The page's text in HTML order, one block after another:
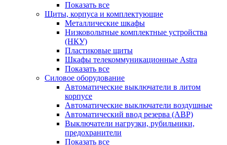
Показать все
Щиты, корпуса и комплектующие
Металлические шкафы
Низковольтные комплектные устройства
(НКУ)
Пластиковые щиты
Шкафы телекоммуникационные Astra
Показать все
Силовое оборудование
Автоматические выключатели в литом
корпусе
Автоматические выключатели воздушные
Автоматический ввод резерва (АВР)
Выключатели нагрузки, рубильники,
предохранители
Показать все